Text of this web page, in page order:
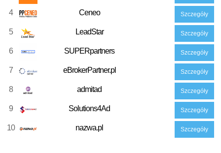
4 Ceneo Szczegóły
5 LeadStar Szczegóły
6 SUPERpartners Szczegóły
7 eBrokerPartner.pl Szczegóły
8 admitad Szczegóły
9 Solutions4Ad Szczegóły
10 nazwa.pl Szczegóły